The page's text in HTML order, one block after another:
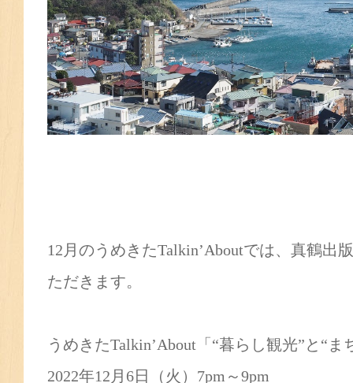
12月のうめきたTalkin’Aboutでは、真鶴出
ただきます。
うめきたTalkin’About「“暮らし観光”と“ま
2022年12月6日（火）7pm～9pm